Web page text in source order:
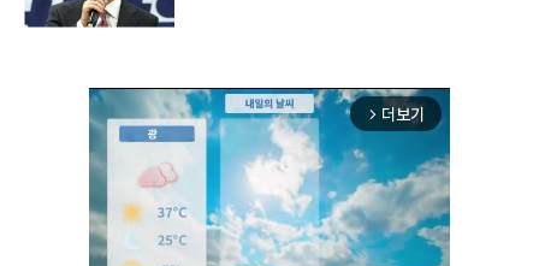
arrow_forward_ios 더보기